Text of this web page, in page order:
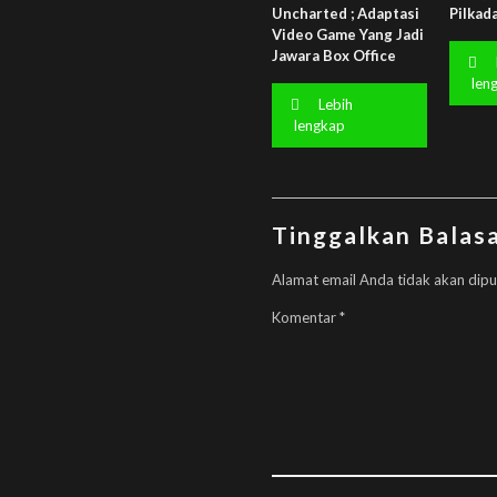
Uncharted ; Adaptasi
Video Game Yang Jadi
Jawara Box Office
Lebih
lengkap
Tinggalkan
Alamat email Anda tidak akan
Komentar*